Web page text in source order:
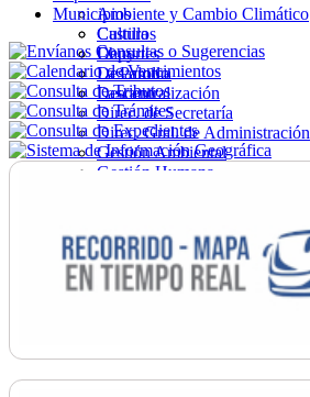
Ambiente y Cambio Climático
Cultura
Deportes
Desarrollo
Descentralización
Direc. de Secretaría
Direc. Gral. de Administración
Gestión Ambiental
Gestión Humana
Ordenamiento
Promoción Social
Salud
Secretaría General
Municipios
Castillos
Chuy
La Paloma
Lascano